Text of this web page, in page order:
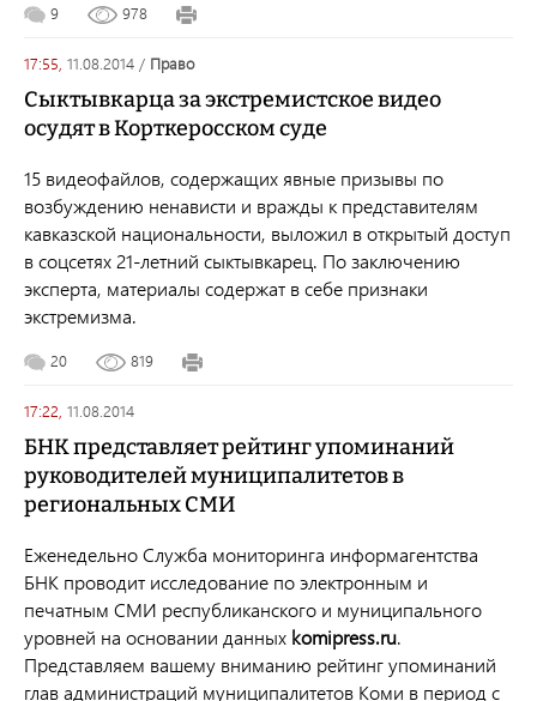
9 978
17:55, 11.08.2014 / право
Сыктывкарца за экстремистское видео
осудят в Корткеросском суде
15 видеофайлов, содержащих явные призывы по
возбуждению ненависти и вражды к представителям
кавказской национальности, выложил в открытый доступ
в соцсетях 21-летний сыктывкарец. По заключению
эксперта, материалы содержат в себе признаки
экстремизма.
20 819
17:22, 11.08.2014
БНК представляет рейтинг упоминаний
руководителей муниципалитетов в
региональных СМИ
Еженедельно Служба мониторинга информагентства
БНК проводит исследование по электронным и
печатным СМИ республиканского и муниципального
уровней на основании данных komipress.ru.
Представляем вашему вниманию рейтинг упоминаний
глав администраций муниципалитетов Коми в период с